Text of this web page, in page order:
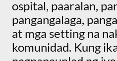
ospital, paaralan,
pangangalaga,
at mga setting na
komunidad. Kung